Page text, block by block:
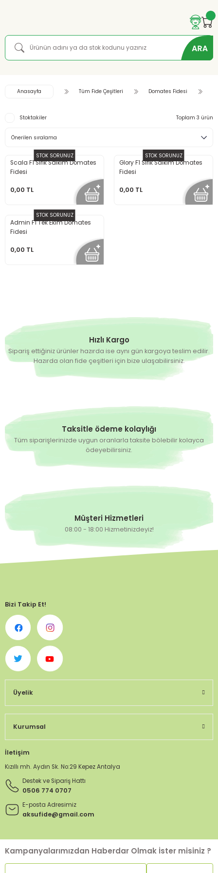
Anasayfa Tüm Fide Çeşitleri Domates Fidesi
Stoktakiler Toplam 3 ürün
STOK SORUNUZ
Scala F1 Sırık Salkım Domates
Fidesi
0,00 TL
STOK SORUNUZ
Glory F1 Sırık Salkım Domates
Fidesi
0,00 TL
STOK SORUNUZ
Admin F1 Tek Ekim Domates
Fidesi
0,00 TL
Hızlı Kargo
Sipariş ettiğiniz ürünler hazırda ise aynı gün kargoya teslim edilir.
Hazırda olan fide çeşitleri için bize ulaşabilirsiniz.
Taksitle ödeme kolaylığı
Tüm siparişlerinizde uygun oranlarla taksite bölebilir kolayca
ödeyebilirsiniz.
Müşteri Hizmetleri
08:00 - 18:00 Hizmetinizdeyiz!
Bizi Takip Et!
Üyelik
Kurumsal
İletişim
Kızıllı mh. Aydın Sk. No:29 Kepez Antalya
Destek ve Sipariş Hattı
0506 774 0707
E-posta Adresimiz
aksufide@gmail.com
Kampanyalarımızdan Haberdar Olmak İster misiniz ?